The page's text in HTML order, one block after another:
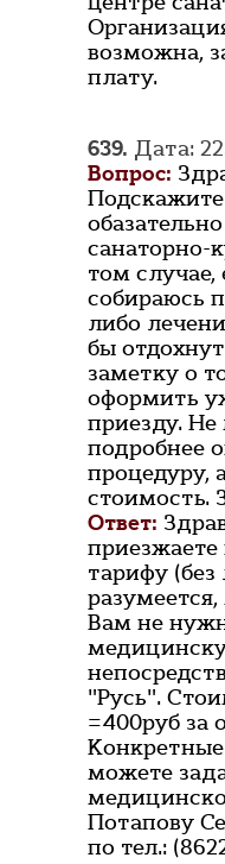
возможна,
плату.
639. Дата:
Вопрос:
санаторно-
том случае,
собираюсь
либо
бы
заметку о
оформить
приезду.
подробнее
процедуру,
стоимость.
Ответ:
тарифу (без
Вам не
"Русь".
=400руб за
можете
Потапову
по тел.: